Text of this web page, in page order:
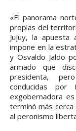
«El panorama
propias del
Jujuy, la apuesta
impone en la
y Osvaldo Jaldo
armado que
presidenta,
conducidas por
exgobernadora
terminó más
al peronismo